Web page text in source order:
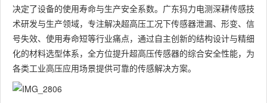
决定了设备的使用寿命与生产安全系数。广东犸力电测深耕传感技
术研发与生产领域，专注解决超高压工况下传感器泄漏、形变、信
号失效、使用寿命短等行业痛点，通过自主创新的结构设计与精细
化的材料选型体系，全方位提升超高压传感器的综合安全性能，为
各类工业高压应用场景提供可靠的传感解决方案。